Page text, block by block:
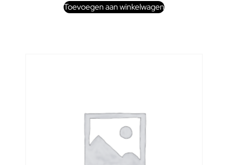
Toevoegen aan winkelwagen